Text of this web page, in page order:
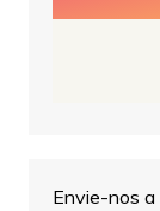
Envie-nos a